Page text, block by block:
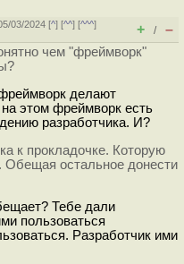
03/2024 [^] [^^] [^^^]
+ / –
чем "фреймворк"
делают
этом фреймворк есть
разработчика. И?
к прокладочке. Которую
Обещая остальное донести
Тебе дали
пользоваться
Разработчик ими